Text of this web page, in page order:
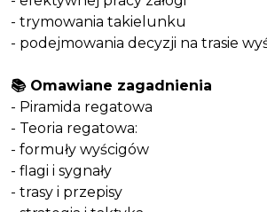
- trymowania takielunku
- podejmowania decyzji na trasie
📚 Omawiane zagadnienia
- Piramida regatowa
- Teoria regatowa:
- formuły wyścigów
- flagi i sygnały
- trasy i przepisy